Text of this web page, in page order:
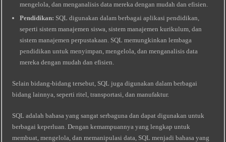
mengelola, dan menganalisis data mereka dengan mudah dan efisien.
Pendidikan: SQL digunakan dalam berbagai aplikasi pendidikan,
seperti sistem manajemen siswa, sistem manajemen kurikulum, dan
sistem manajemen perpustakaan. SQL memungkinkan lembaga
pendidikan untuk menyimpan, mengelola, dan menganalisis data
mereka dengan mudah dan efisien.
Selain bidang-bidang tersebut, SQL juga digunakan dalam berbagai
bidang lainnya, seperti ritel, transportasi, dan manufaktur.
SQL adalah bahasa yang sangat serbaguna dan dapat digunakan untuk
berbagai keperluan. Dengan kemampuannya yang lengkap untuk
membuat, mengelola, dan memanipulasi data, SQL menjadi bahasa yang